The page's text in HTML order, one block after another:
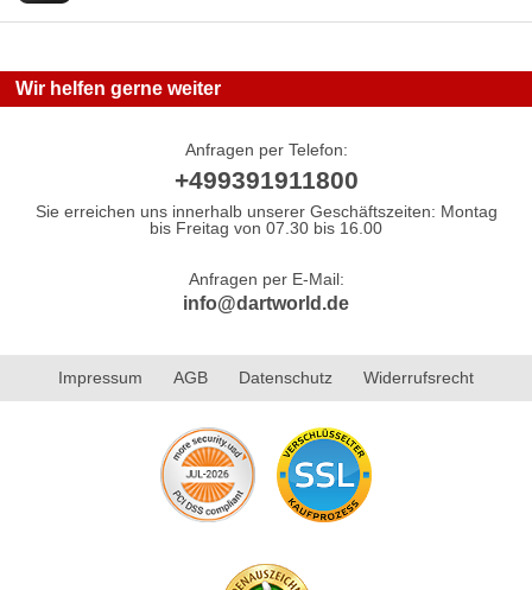
Wir helfen gerne weiter
Anfragen per Telefon:
+499391911800
Sie erreichen uns innerhalb unserer Geschäftszeiten: Montag
bis Freitag von 07.30 bis 16.00
Anfragen per E-Mail:
info@dartworld.de
Impressum AGB Datenschutz Widerrufsrecht